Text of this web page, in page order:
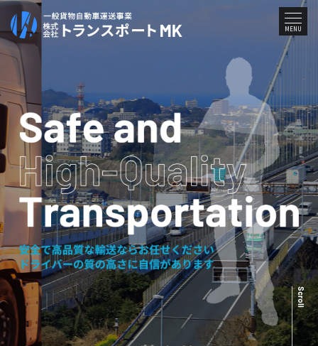
Scroll
メ
ニ
MENU